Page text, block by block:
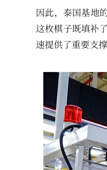
因此，泰国基地
这枚棋子既填补
速提供了重要支撑